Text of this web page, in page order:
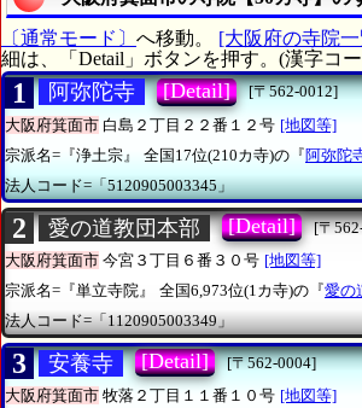
〔通常モード〕 へ移動。 [大阪府の寺院
細は、「Detail」ボタンを押す。(漢字コ
1 阿弥陀寺 [Detail]
[〒562-0012]
大阪府箕面市 白島２丁目２２番１２号 [地図等]
宗派名=『浄土宗』
全国17位(210カ寺)の『阿弥陀
法人コード=「5120905003345」
2 愛の道教団本部 [Detail]
[〒
大阪府箕面市 今宮３丁目６番３０号 [地図等]
宗派名=『単立寺院』
全国6,973位(1カ寺)の『愛の
法人コード=「1120905003349」
3 安養寺 [Detail]
[〒562-0004]
大阪府箕面市 牧落２丁目１１番１０号 [地図等]